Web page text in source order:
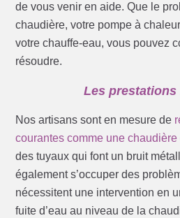
de vous venir en aide. Que le
chaudière, votre pompe à
votre chauffe-eau, vous pouvez
résoudre.
Les
Nos artisans sont en mesure de
courantes comme une chaudière
des tuyaux qui font un bruit
également s’occuper des
nécessitent une intervention en
fuite d’eau au niveau de la